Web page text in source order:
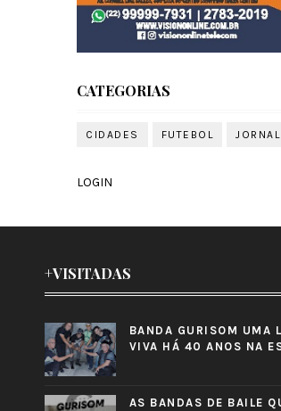
CATEGORIAS
CIDADES FUTEBOL JORNAL
LOGIN
+VISITADAS
BANDA GURISOM UMA
VIVA HÁ 40 ANOS NA
AS BANDAS DE BAILE